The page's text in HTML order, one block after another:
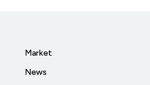
Market
News